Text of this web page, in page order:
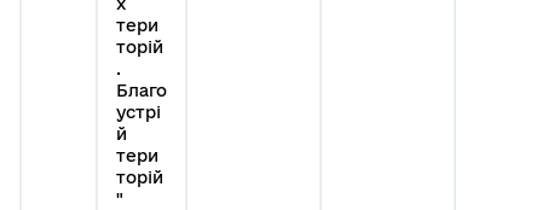
тери
торій
.
Благо
устрі
й
тери
торій
"